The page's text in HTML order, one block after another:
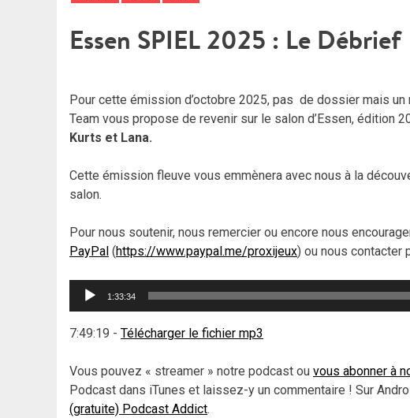
Essen SPIEL 2025 : Le Débrief
Pour cette émission d’octobre 2025, pas de dossier mais
Team vous propose de revenir sur le salon d’Essen, édition
Kurts et Lana.
Cette émission fleuve vous emmènera avec nous à la
salon.
Pour nous soutenir, nous remercier ou encore nous
PayPal (https://www.paypal.me/proxijeux) ou nous contacter
Lecteur
1:33:34
7:49:19 - Télécharger le fichier mp3
Vous pouvez « streamer » notre podcast ou vous abonner à
Podcast dans iTunes et laissez-y un commentaire ! Sur
(gratuite) Podcast Addict.